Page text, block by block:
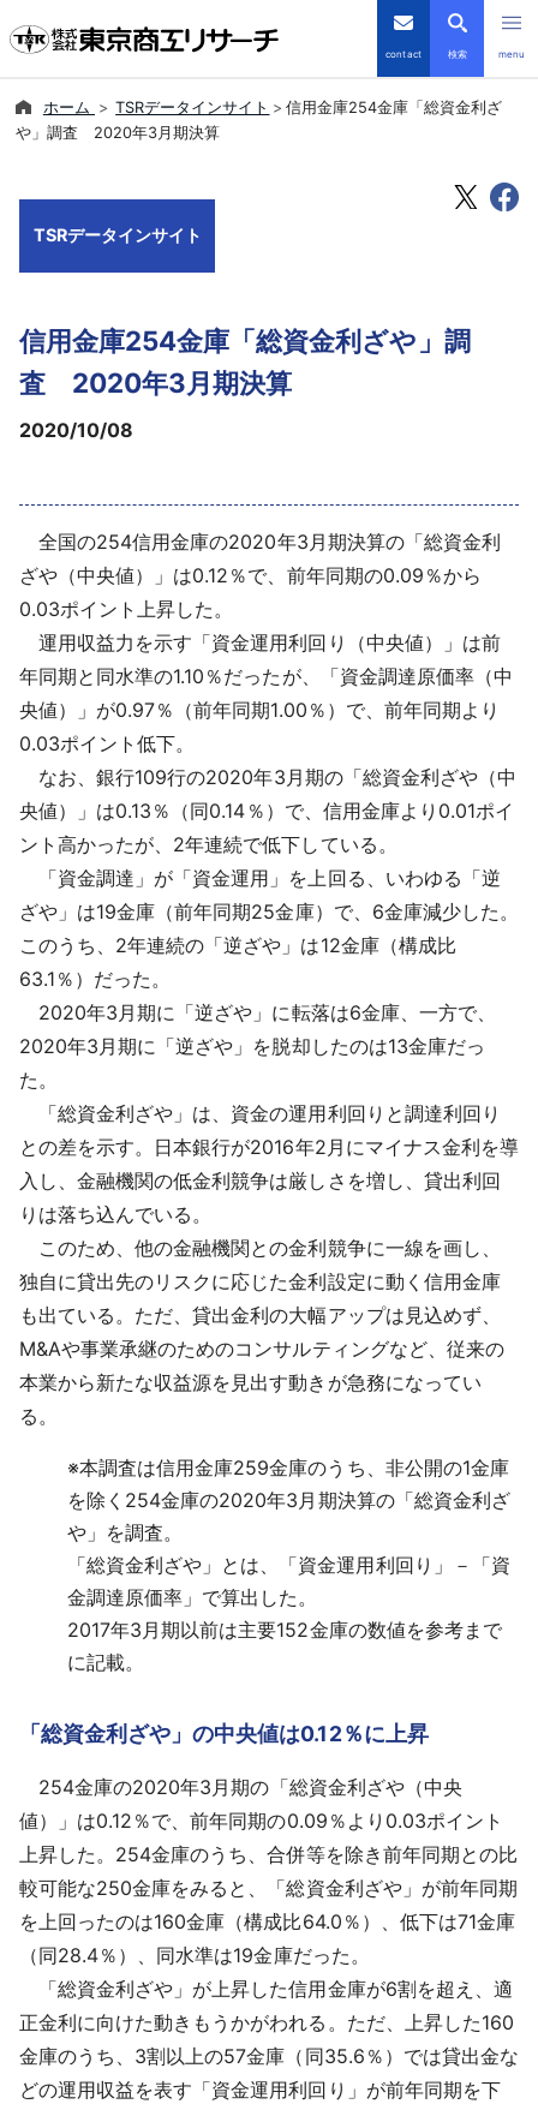
contact 検索 menu
倒産・注目企業情報
会社案内
導入事例
採用情報
よくあるご質問
English
ホーム TSRデータインサイト
信用金庫254金庫「総資金利ざ
や」調査 2020年3月期決算
TSRデータインサイト
信用金庫254金庫「総資金利ざや」調
査 2020年3月期決算
2020/10/08
全国の254信用金庫の2020年3月期決算の「総資金利
ざや（中央値）」は0.12％で、前年同期の0.09％から
0.03ポイント上昇した。
運用収益力を示す「資金運用利回り（中央値）」は前
年同期と同水準の1.10％だったが、「資金調達原価率（中
央値）」が0.97％（前年同期1.00％）で、前年同期より
0.03ポイント低下。
なお、銀行109行の2020年3月期の「総資金利ざや（中
央値）」は0.13％（同0.14％）で、信用金庫より0.01ポイ
ント高かったが、2年連続で低下している。
「資金調達」が「資金運用」を上回る、いわゆる「逆
ざや」は19金庫（前年同期25金庫）で、6金庫減少した。
このうち、2年連続の「逆ざや」は12金庫（構成比
63.1％）だった。
2020年3月期に「逆ざや」に転落は6金庫、一方で、
2020年3月期に「逆ざや」を脱却したのは13金庫だっ
た。
「総資金利ざや」は、資金の運用利回りと調達利回り
との差を示す。日本銀行が2016年2月にマイナス金利を導
入し、金融機関の低金利競争は厳しさを増し、貸出利回
りは落ち込んでいる。
このため、他の金融機関との金利競争に一線を画し、
独自に貸出先のリスクに応じた金利設定に動く信用金庫
も出ている。ただ、貸出金利の大幅アップは見込めず、
M&Aや事業承継のためのコンサルティングなど、従来の
本業から新たな収益源を見出す動きが急務になってい
る。
※本調査は信用金庫259金庫のうち、非公開の1金庫
を除く254金庫の2020年3月期決算の「総資金利ざ
や」を調査。
「総資金利ざや」とは、「資金運用利回り」－「資
金調達原価率」で算出した。
2017年3月期以前は主要152金庫の数値を参考まで
に記載。
「総資金利ざや」の中央値は0.12％に上昇
254金庫の2020年3月期の「総資金利ざや（中央
値）」は0.12％で、前年同期の0.09％より0.03ポイント
上昇した。254金庫のうち、合併等を除き前年同期との比
較可能な250金庫をみると、「総資金利ざや」が前年同期
を上回ったのは160金庫（構成比64.0％）、低下は71金庫
（同28.4％）、同水準は19金庫だった。
「総資金利ざや」が上昇した信用金庫が6割を超え、適
正金利に向けた動きもうかがわれる。ただ、上昇した160
金庫のうち、3割以上の57金庫（同35.6％）では貸出金な
どの運用収益を表す「資金運用利回り」が前年同期を下